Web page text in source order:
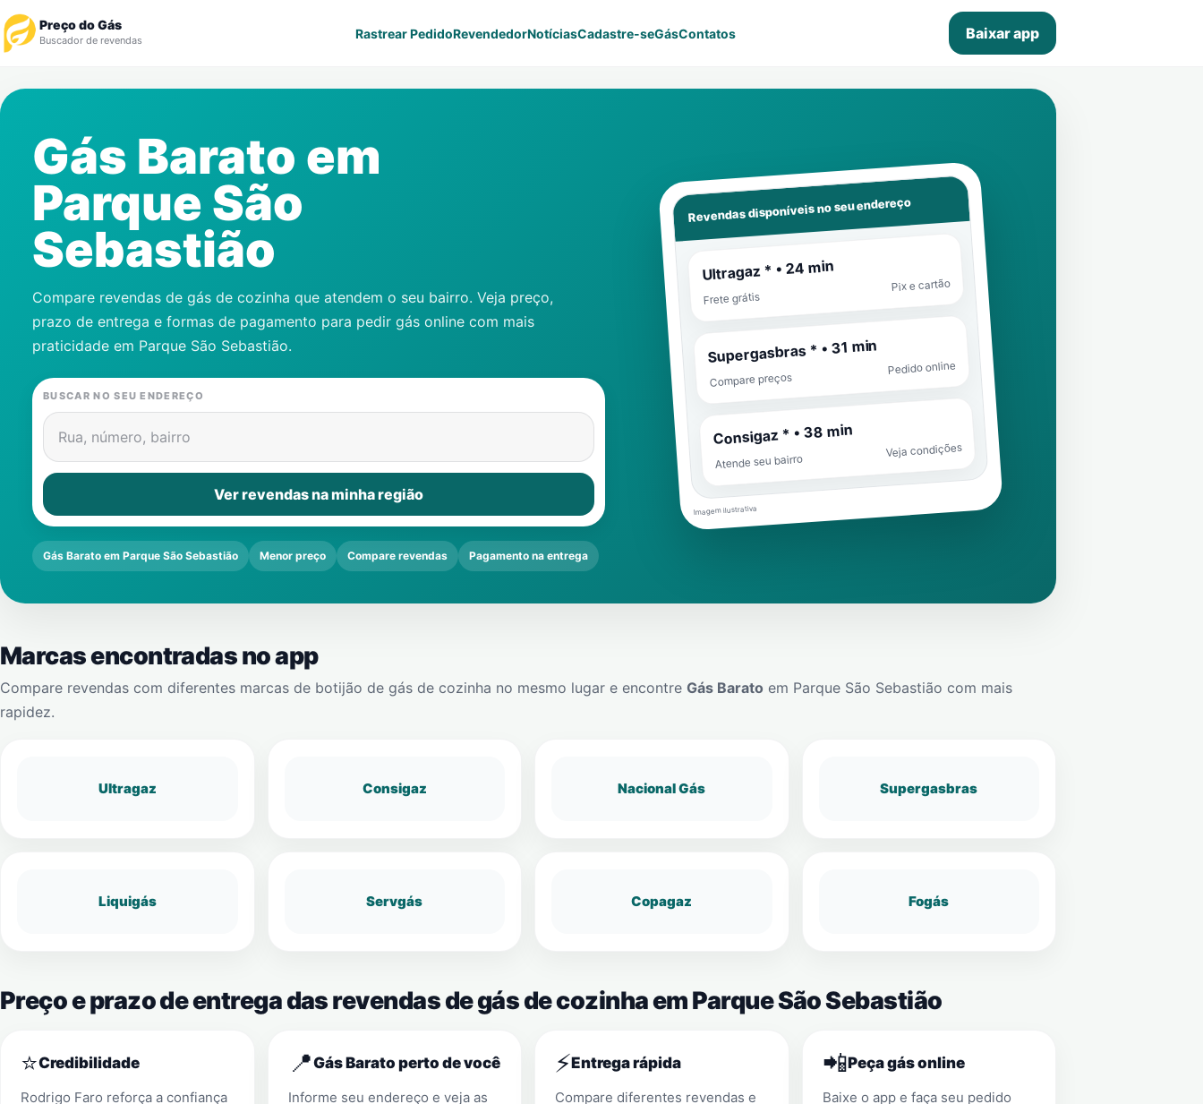
Preço do Gás
Buscador de revendas Rastrear PedidoRevendedorNotíciasCadastre-seGásContatos Baixar app
Revendedor
Notícias
Cadastre-se
Contatos
Gás Barato em
Parque São
Sebastião
Compare revendas de gás de cozinha que atendem o seu bairro. Veja preço,
prazo de entrega e formas de pagamento para pedir gás online com mais
praticidade em Parque São Sebastião.
BUSCAR NO SEU ENDEREÇO
Rua, número, bairro
Ver revendas na minha região
Gás Barato em Parque São Sebastião Menor preço Compare revendas Pagamento na entrega
Revendas disponíveis no seu endereço
Ultragaz * • 24 min
Frete grátis
Pix e cartão
Supergasbras * • 31 min
Compare preços
Pedido online
Consigaz * • 38 min
Atende seu bairro
Veja condições
Imagem ilustrativa
Marcas encontradas no app
Compare revendas com diferentes marcas de botijão de gás de cozinha no mesmo lugar e encontre Gás Barato em Parque São Sebastião com mais
rapidez.
Ultragaz Consigaz Nacional Gás Supergasbras
Liquigás Servgás Copagaz Fogás
Preço e prazo de entrega das revendas de gás de cozinha em Parque São Sebastião
⭐Credibilidade
Rodrigo Faro reforça a confiança
📍Gás Barato perto de você
Informe seu endereço e veja as
⚡Entrega rápida
Compare diferentes revendas e
📲Peça gás online
Baixe o app e faça seu pedido